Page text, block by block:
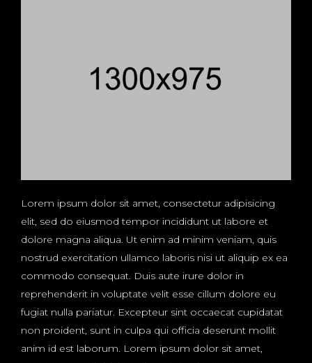
Lorem ipsum dolor sit amet, consectetur adipisicing
elit, sed do eiusmod tempor incididunt ut labore et
dolore magna aliqua. Ut enim ad minim veniam, quis
nostrud exercitation ullamco laboris nisi ut aliquip ex ea
commodo consequat. Duis aute irure dolor in
reprehenderit in voluptate velit esse cillum dolore eu
fugiat nulla pariatur. Excepteur sint occaecat cupidatat
non proident, sunt in culpa qui officia deserunt mollit
anim id est laborum. Lorem ipsum dolor sit amet,